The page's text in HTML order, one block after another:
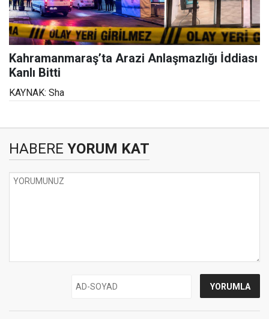
Kahramanmaraş’ta Arazi Anlaşmazlığı İddiası
Kanlı Bitti
KAYNAK: Sha
HABERE YORUM KAT